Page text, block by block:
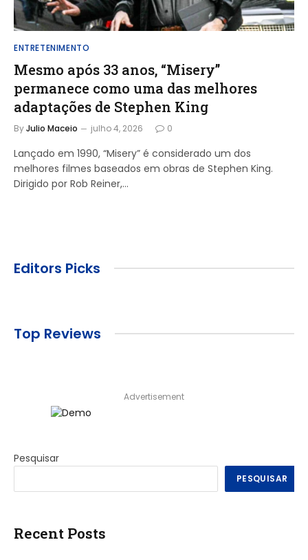
ENTRETENIMENTO
Mesmo após 33 anos, “Misery”
permanece como uma das melhores
adaptações de Stephen King
ByJulio Maceio julho 4, 2026 0
Lançado em 1990, “Misery” é considerado um dos
melhores filmes baseados em obras de Stephen King.
Dirigido por Rob Reiner,…
Editors Picks
Top Reviews
Advertisement
Pesquisar
PESQUISAR
Recent Posts